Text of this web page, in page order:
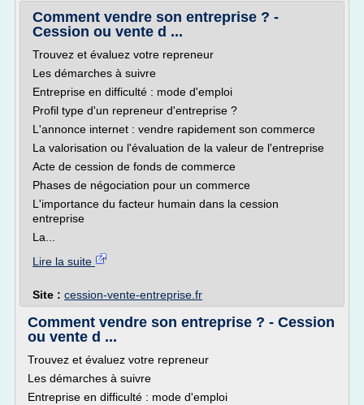
Comment vendre son entreprise ? -
Cession ou vente d ...
Trouvez et évaluez votre repreneur
Les démarches à suivre
Entreprise en difficulté : mode d'emploi
Profil type d'un repreneur d'entreprise ?
L'annonce internet : vendre rapidement son commerce
La valorisation ou l'évaluation de la valeur de l'entreprise
Acte de cession de fonds de commerce
Phases de négociation pour un commerce
L'importance du facteur humain dans la cession
entreprise
La...
Lire la suite
Site : cession-vente-entreprise.fr
Comment vendre son entreprise ? - Cession
ou vente d ...
Trouvez et évaluez votre repreneur
Les démarches à suivre
Entreprise en difficulté : mode d'emploi